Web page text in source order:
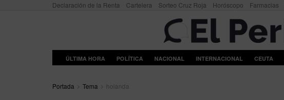
Declaración de la Renta Cartelera Sorteo Cruz Roja Horóscopo Farmacias
ÚLTIMA HORA POLÍTICA NACIONAL INTERNACIONAL CEUTA
Portada Tema holanda